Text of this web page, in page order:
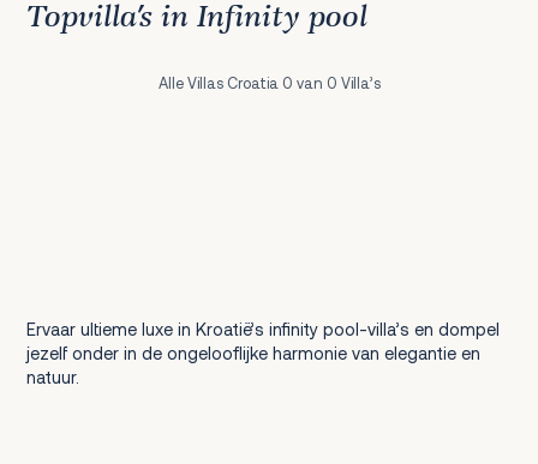
Topvilla’s in Infinity pool
Alle Villas Croatia 0 van 0 Villa’s
Ervaar ultieme luxe in Kroatië’s infinity pool-villa’s en dompel
jezelf onder in de ongelooflijke harmonie van elegantie en
natuur.